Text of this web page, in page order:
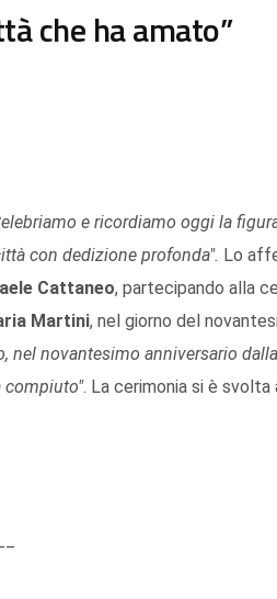
che ha amato”
e ricordiamo oggi la
con dedizione profonda". Lo
Cattaneo, partecipando alla
Martini, nel giorno del
nel novantesimo anniversario
compiuto". La cerimonia si è svolta